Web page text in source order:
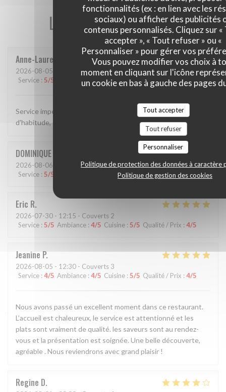
fonctionnalités (ex : en lien avec les
sociaux) ou afficher des publicités
contenus personnalisés. Cliquez sur «
accepter », « Tout refuser » ou «
Personnaliser » pour gérer vos
Vous pouvez modifier vos choix à
moment en cliquant sur l'icône
un cookie en bas à gauche des pages
Tout accepter
Tout refuser
Personnaliser
Politique de protection des données à caractère
Politique de gestion des cookies
Les avis de nos clients
Anne-Laure
2026-08-05 - 12:30 - Couverts 4
Service : 5/5 Ambiance: 5/5 Cuisine: 5/5 Qualité / Prix: 5/5
Service impeccable et chaleureux, plats délicieux...comme
d'habitude, cette adresse est une valeur sûre
DOMINIQUE
2026-08-06 - 12:15 - Couverts 2
Service : 5/5 Cuisine:5/5 Qualité / Prix:5/5
Eric R
2026-07-30 - 12:15 - Couverts 2
Service : 5/5 Ambiance : 4/5 Cuisine : 5/5 Qualité / Prix : 4/5
Jeanine P
2026-08-05 - 12:30 - Couverts 3
Service : 4/5 Ambiance : 4/5 Cuisine : 5/5 Qualité / Prix : 4/5
Nous avons passé un excellent moment dans ce restaurant.
L’accueil est chaleureux, le service est attentionné et les
plats sont vraiment de qualité. les saveurs sont au rendez-
vous et la présentation est soignée. Une belle découverte,
agréable . Nous reviendrons avec grand plaisir !
Regine D